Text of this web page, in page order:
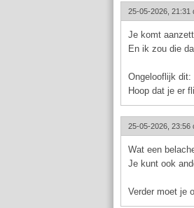
25-05-2026, 21:31
Je komt
En ik zou die
Ongelooflijk
Hoop dat je er
25-05-2026, 23:56
Wat een
Je kunt ook
Verder moet je